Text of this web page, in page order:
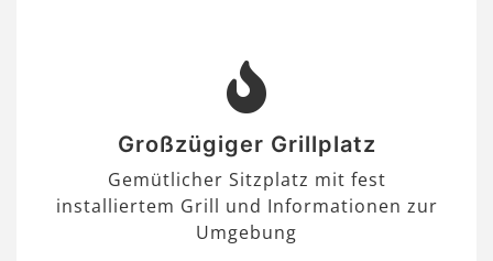
Großzügiger Grillplatz
Gemütlicher Sitzplatz mit fest
installiertem Grill und Informationen zur
Umgebung